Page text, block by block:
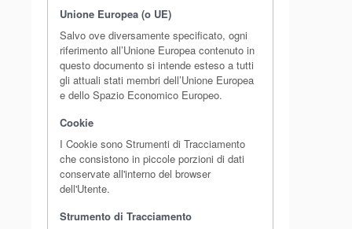
Unione Europea (o UE)
Salvo ove diversamente specificato, ogni
riferimento all’Unione Europea contenuto in
questo documento si intende esteso a tutti
gli attuali stati membri dell’Unione Europea
e dello Spazio Economico Europeo.
Cookie
I Cookie sono Strumenti di Tracciamento
che consistono in piccole porzioni di dati
conservate all'interno del browser
dell'Utente.
Strumento di Tracciamento